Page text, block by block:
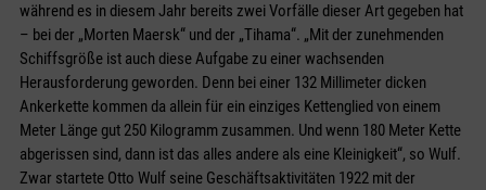
während es in diesem Jahr bereits zwei Vorfälle dieser Art gegeben hat
– bei der „Morten Maersk“ und der „Tihama“. „Mit der zunehmenden
Schiffsgröße ist auch diese Aufgabe zu einer wachsenden
Herausforderung geworden. Denn bei einer 132 Millimeter dicken
Ankerkette kommen da allein für ein einziges Kettenglied von einem
Meter Länge gut 250 Kilogramm zusammen. Und wenn 180 Meter Kette
abgerissen sind, dann ist das alles andere als eine Kleinigkeit“, so Wulf.
Zwar startete Otto Wulf seine Geschäftsaktivitäten 1922 mit der